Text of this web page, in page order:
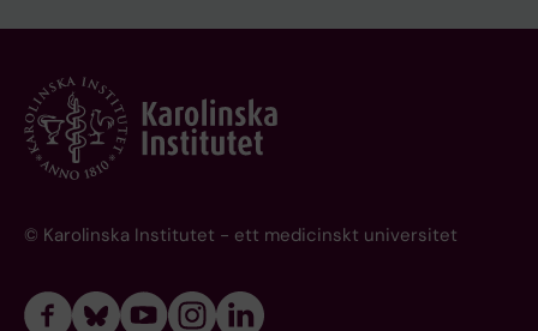
© Karolinska Institutet - ett medicinskt universitet